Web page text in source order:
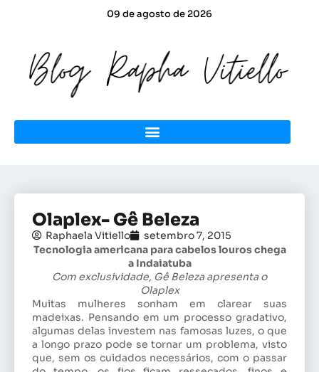
09 de agosto de 2026
Olaplex- Gê Beleza
Raphaela Vitiello
setembro 7, 2015
Tecnologia americana para cabelos louros chega
a Indaiatuba
Com exclusividade, Gê Beleza apresenta o
Olaplex
Muitas mulheres sonham em clarear suas
madeixas. Pensando em um processo gradativo,
algumas delas investem nas famosas luzes, o que
a longo prazo pode se tornar um problema, visto
que, sem os cuidados necessários, com o passar